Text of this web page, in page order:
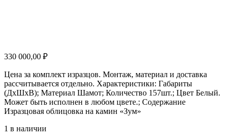
330 000,00 ₽
Цена за комплект изразцов. Монтаж, материал и доставка
рассчитывается отдельно. Характеристики: Габариты
(ДхШхВ); Материал Шамот; Количество 157шт.; Цвет Белый.
Может быть исполнен в любом цвете.; Содержание
Изразцовая облицовка на камин «Зум»
1 в наличии